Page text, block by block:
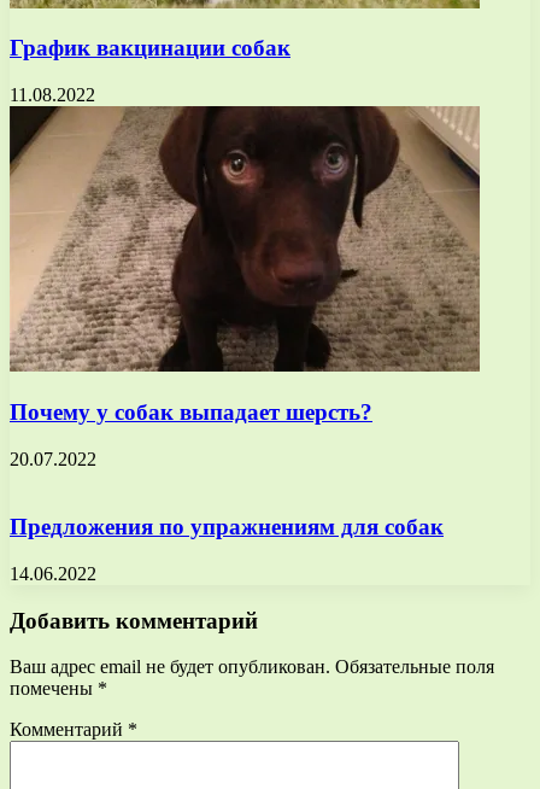
График вакцинации собак
11.08.2022
Почему у собак выпадает шерсть?
20.07.2022
Предложения по упражнениям для собак
14.06.2022
Добавить комментарий
Ваш адрес email не будет опубликован. Обязательные поля
помечены *
Комментарий *